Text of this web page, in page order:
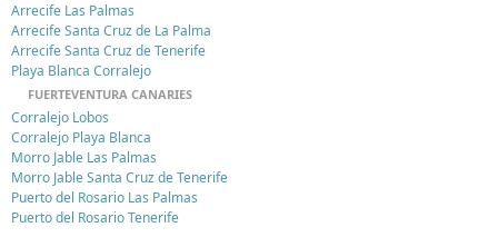
Arrecife Las Palmas
Arrecife Santa Cruz de La Palma
Arrecife Santa Cruz de Tenerife
Playa Blanca Corralejo
FUERTEVENTURA CANARIES
Corralejo Lobos
Corralejo Playa Blanca
Morro Jable Las Palmas
Morro Jable Santa Cruz de Tenerife
Puerto del Rosario Las Palmas
Puerto del Rosario Tenerife